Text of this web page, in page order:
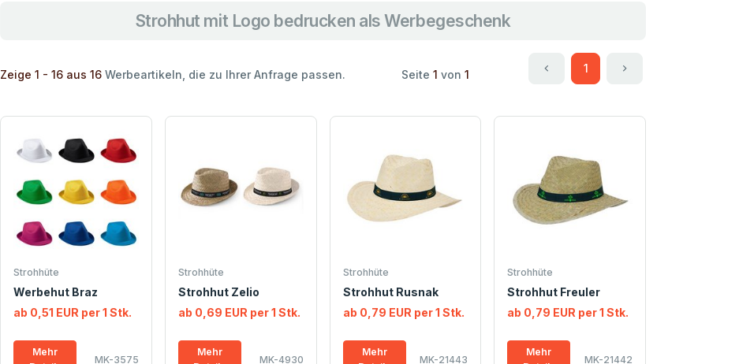
Strohhut mit Logo bedrucken als Werbegeschenk
Zeige 1 - 16 aus 16 Werbeartikeln, die zu Ihrer Anfrage passen. Seite1 von1 1
Strohhüte
Werbehut Braz
ab 0,51 EUR per 1 Stk.
Mehr
MK-3575
Strohhüte
Strohhut Zelio
ab 0,69 EUR per 1 Stk.
Mehr
MK-4930
Strohhüte
Strohhut Rusnak
ab 0,79 EUR per 1 Stk.
Mehr
MK-21443
Strohhüte
Strohhut Freuler
ab 0,79 EUR per 1 Stk.
Mehr
MK-21442